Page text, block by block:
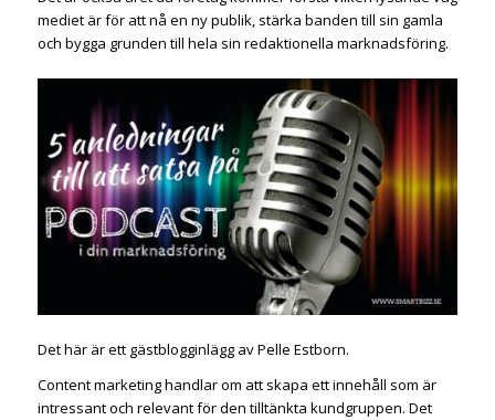
mediet är för att nå en ny publik, stärka banden till sin gamla
och bygga grunden till hela sin redaktionella marknadsföring.
Det här är ett gästblogginlägg av Pelle Estborn.
Content marketing handlar om att skapa ett innehåll som är
intressant och relevant för den tilltänkta kundgruppen. Det